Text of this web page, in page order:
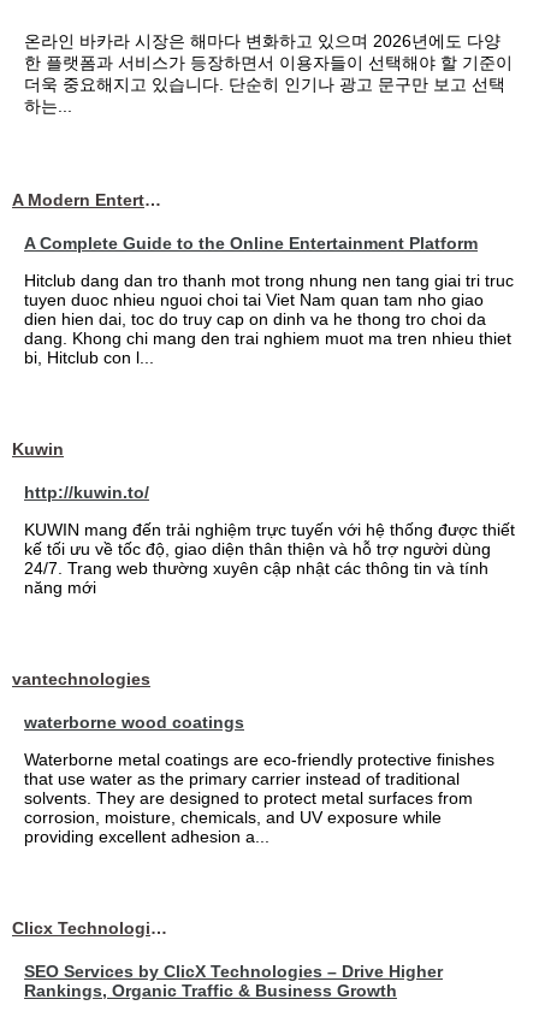
온라인 바카라 시장은 해마다 변화하고 있으며 2026년에도 다양
한 플랫폼과 서비스가 등장하면서 이용자들이 선택해야 할 기준이
더욱 중요해지고 있습니다. 단순히 인기나 광고 문구만 보고 선택
하는...
A Modern Entertainment Platform Bringing
A Complete Guide to the Online Entertainment Platform
Hitclub dang dan tro thanh mot trong nhung nen tang giai tri truc
tuyen duoc nhieu nguoi choi tai Viet Nam quan tam nho giao
dien hien dai, toc do truy cap on dinh va he thong tro choi da
dang. Khong chi mang den trai nghiem muot ma tren nhieu thiet
bi, Hitclub con l...
Kuwin
http://kuwin.to/
KUWIN mang đến trải nghiệm trực tuyến với hệ thống được thiết
kế tối ưu về tốc độ, giao diện thân thiện và hỗ trợ người dùng
24/7. Trang web thường xuyên cập nhật các thông tin và tính
năng mới
vantechnologies
waterborne wood coatings
Waterborne metal coatings are eco-friendly protective finishes
that use water as the primary carrier instead of traditional
solvents. They are designed to protect metal surfaces from
corrosion, moisture, chemicals, and UV exposure while
providing excellent adhesion a...
Clicx Technologies
SEO Services by ClicX Technologies – Drive Higher
Rankings, Organic Traffic & Business Growth